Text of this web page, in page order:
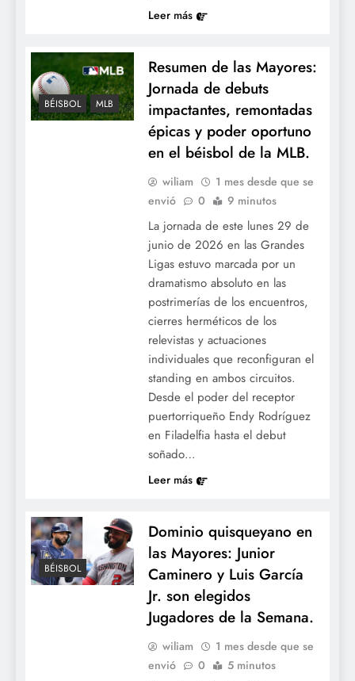
Leer más
BÉISBOL MLB
Resumen de las Mayores:
Jornada de debuts
impactantes, remontadas
épicas y poder oportuno
en el béisbol de la MLB.
wiliam
1 mes desde que se
envió
0 9 minutos
La jornada de este lunes 29 de
junio de 2026 en las Grandes
Ligas estuvo marcada por un
dramatismo absoluto en las
postrimerías de los encuentros,
cierres herméticos de los
relevistas y actuaciones
individuales que reconfiguran el
standing en ambos circuitos.
Desde el poder del receptor
puertorriqueño Endy Rodríguez
en Filadelfia hasta el debut
soñado…
Leer más
BÉISBOL
Dominio quisqueyano en
las Mayores: Junior
Caminero y Luis García
Jr. son elegidos
Jugadores de la Semana.
wiliam
1 mes desde que se
envió
0 5 minutos